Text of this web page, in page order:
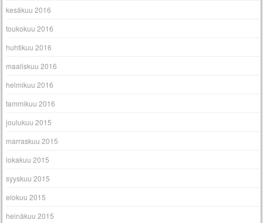
kesäkuu 2016
toukokuu 2016
huhtikuu 2016
maaliskuu 2016
helmikuu 2016
tammikuu 2016
joulukuu 2015
marraskuu 2015
lokakuu 2015
syyskuu 2015
elokuu 2015
heinäkuu 2015